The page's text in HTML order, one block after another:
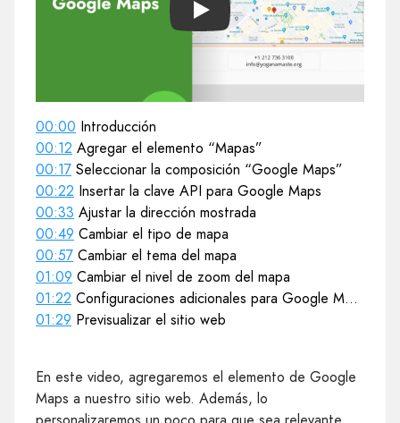
Play
00:00 Introducción
00:12 Agregar el elemento “Mapas”
00:17 Seleccionar la composición “Google Maps”
00:22 Insertar la clave API para Google Maps
00:33 Ajustar la dirección mostrada
00:49 Cambiar el tipo de mapa
00:57 Cambiar el tema del mapa
01:09 Cambiar el nivel de zoom del mapa
01:22 Configuraciones adicionales para Google Maps
01:29 Previsualizar el sitio web
En este video, agregaremos el elemento de Google
Maps a nuestro sitio web. Además, lo